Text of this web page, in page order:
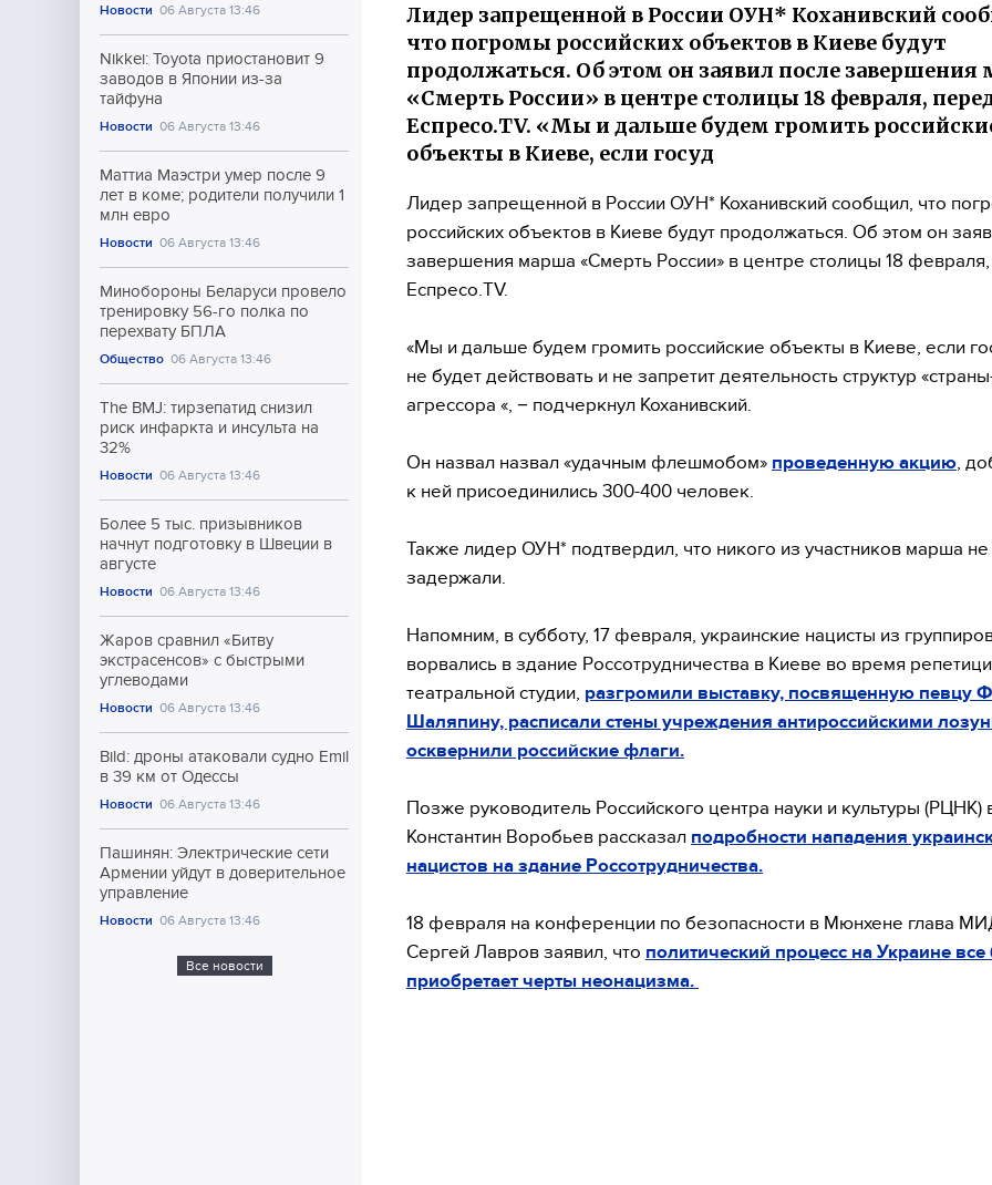
Новости 06 Августа 13:46
Nikkei: Toyota приостановит 9
заводов в Японии из-за
тайфуна
Новости 06 Августа 13:46
Маттиа Маэстри умер после 9
лет в коме; родители получили 1
млн евро
Новости 06 Августа 13:46
Минобороны Беларуси провело
тренировку 56-го полка по
перехвату БПЛА
Общество 06 Августа 13:46
The BMJ: тирзепатид снизил
риск инфаркта и инсульта на
32%
Новости 06 Августа 13:46
Более 5 тыс. призывников
начнут подготовку в Швеции в
августе
Новости 06 Августа 13:46
Жаров сравнил «Битву
экстрасенсов» с быстрыми
углеводами
Новости 06 Августа 13:46
Bild: дроны атаковали судно Emil
в 39 км от Одессы
Новости 06 Августа 13:46
Пашинян: Электрические сети
Армении уйдут в доверительное
управление
Новости 06 Августа 13:46
Все новости
Лидер запрещенной в России ОУН* Коханивский
что погромы российских объектов в Киеве будут
продолжаться. Об этом он заявил после завершения
«Смерть России» в центре столицы 18 февраля,
Еспресо.TV. «Мы и дальше будем громить
объекты в Киеве, если госуд
Лидер запрещенной в России ОУН* Коханивский сообщил, что
российских объектов в Киеве будут продолжаться. Об этом он
завершения марша «Смерть России» в центре столицы 18
Еспресо.TV.
«Мы и дальше будем громить российские объекты в Киеве, если
не будет действовать и не запретит деятельность структур
агрессора «, − подчеркнул Коханивский.
Он назвал назвал «удачным флешмобом» проведенную акцию ,
к ней присоединились 300-400 человек.
Также лидер ОУН* подтвердил, что никого из участников марша не
задержали.
Напомним, в субботу, 17 февраля, украинские нацисты из
ворвались в здание Россотрудничества в Киеве во время
театральной студии, разгромили выставку, посвященную певцу
Шаляпину, расписали стены учреждения антироссийскими
осквернили российские флаги.
Позже руководитель Российского центра науки и культуры (РЦНК)
Константин Воробьев рассказал подробности нападения
нацистов на здание Россотрудничества.
18 февраля на конференции по безопасности в Мюнхене глава
Сергей Лавров заявил, что политический процесс на Украине
приобретает черты неонацизма.